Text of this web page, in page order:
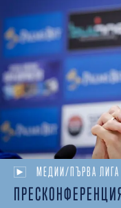
МЕДИИ/ПЪРВА ЛИГА